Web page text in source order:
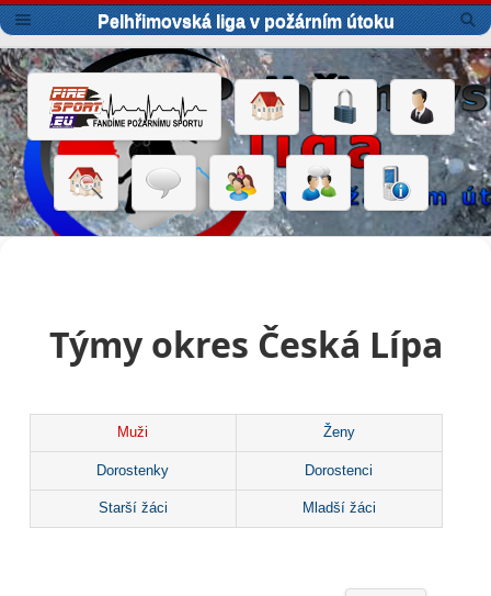
Pelhřimovská liga v požárním útoku
Týmy okres Česká Lípa
Muži Ženy
Dorostenky Dorostenci
Starší žáci Mladší žáci